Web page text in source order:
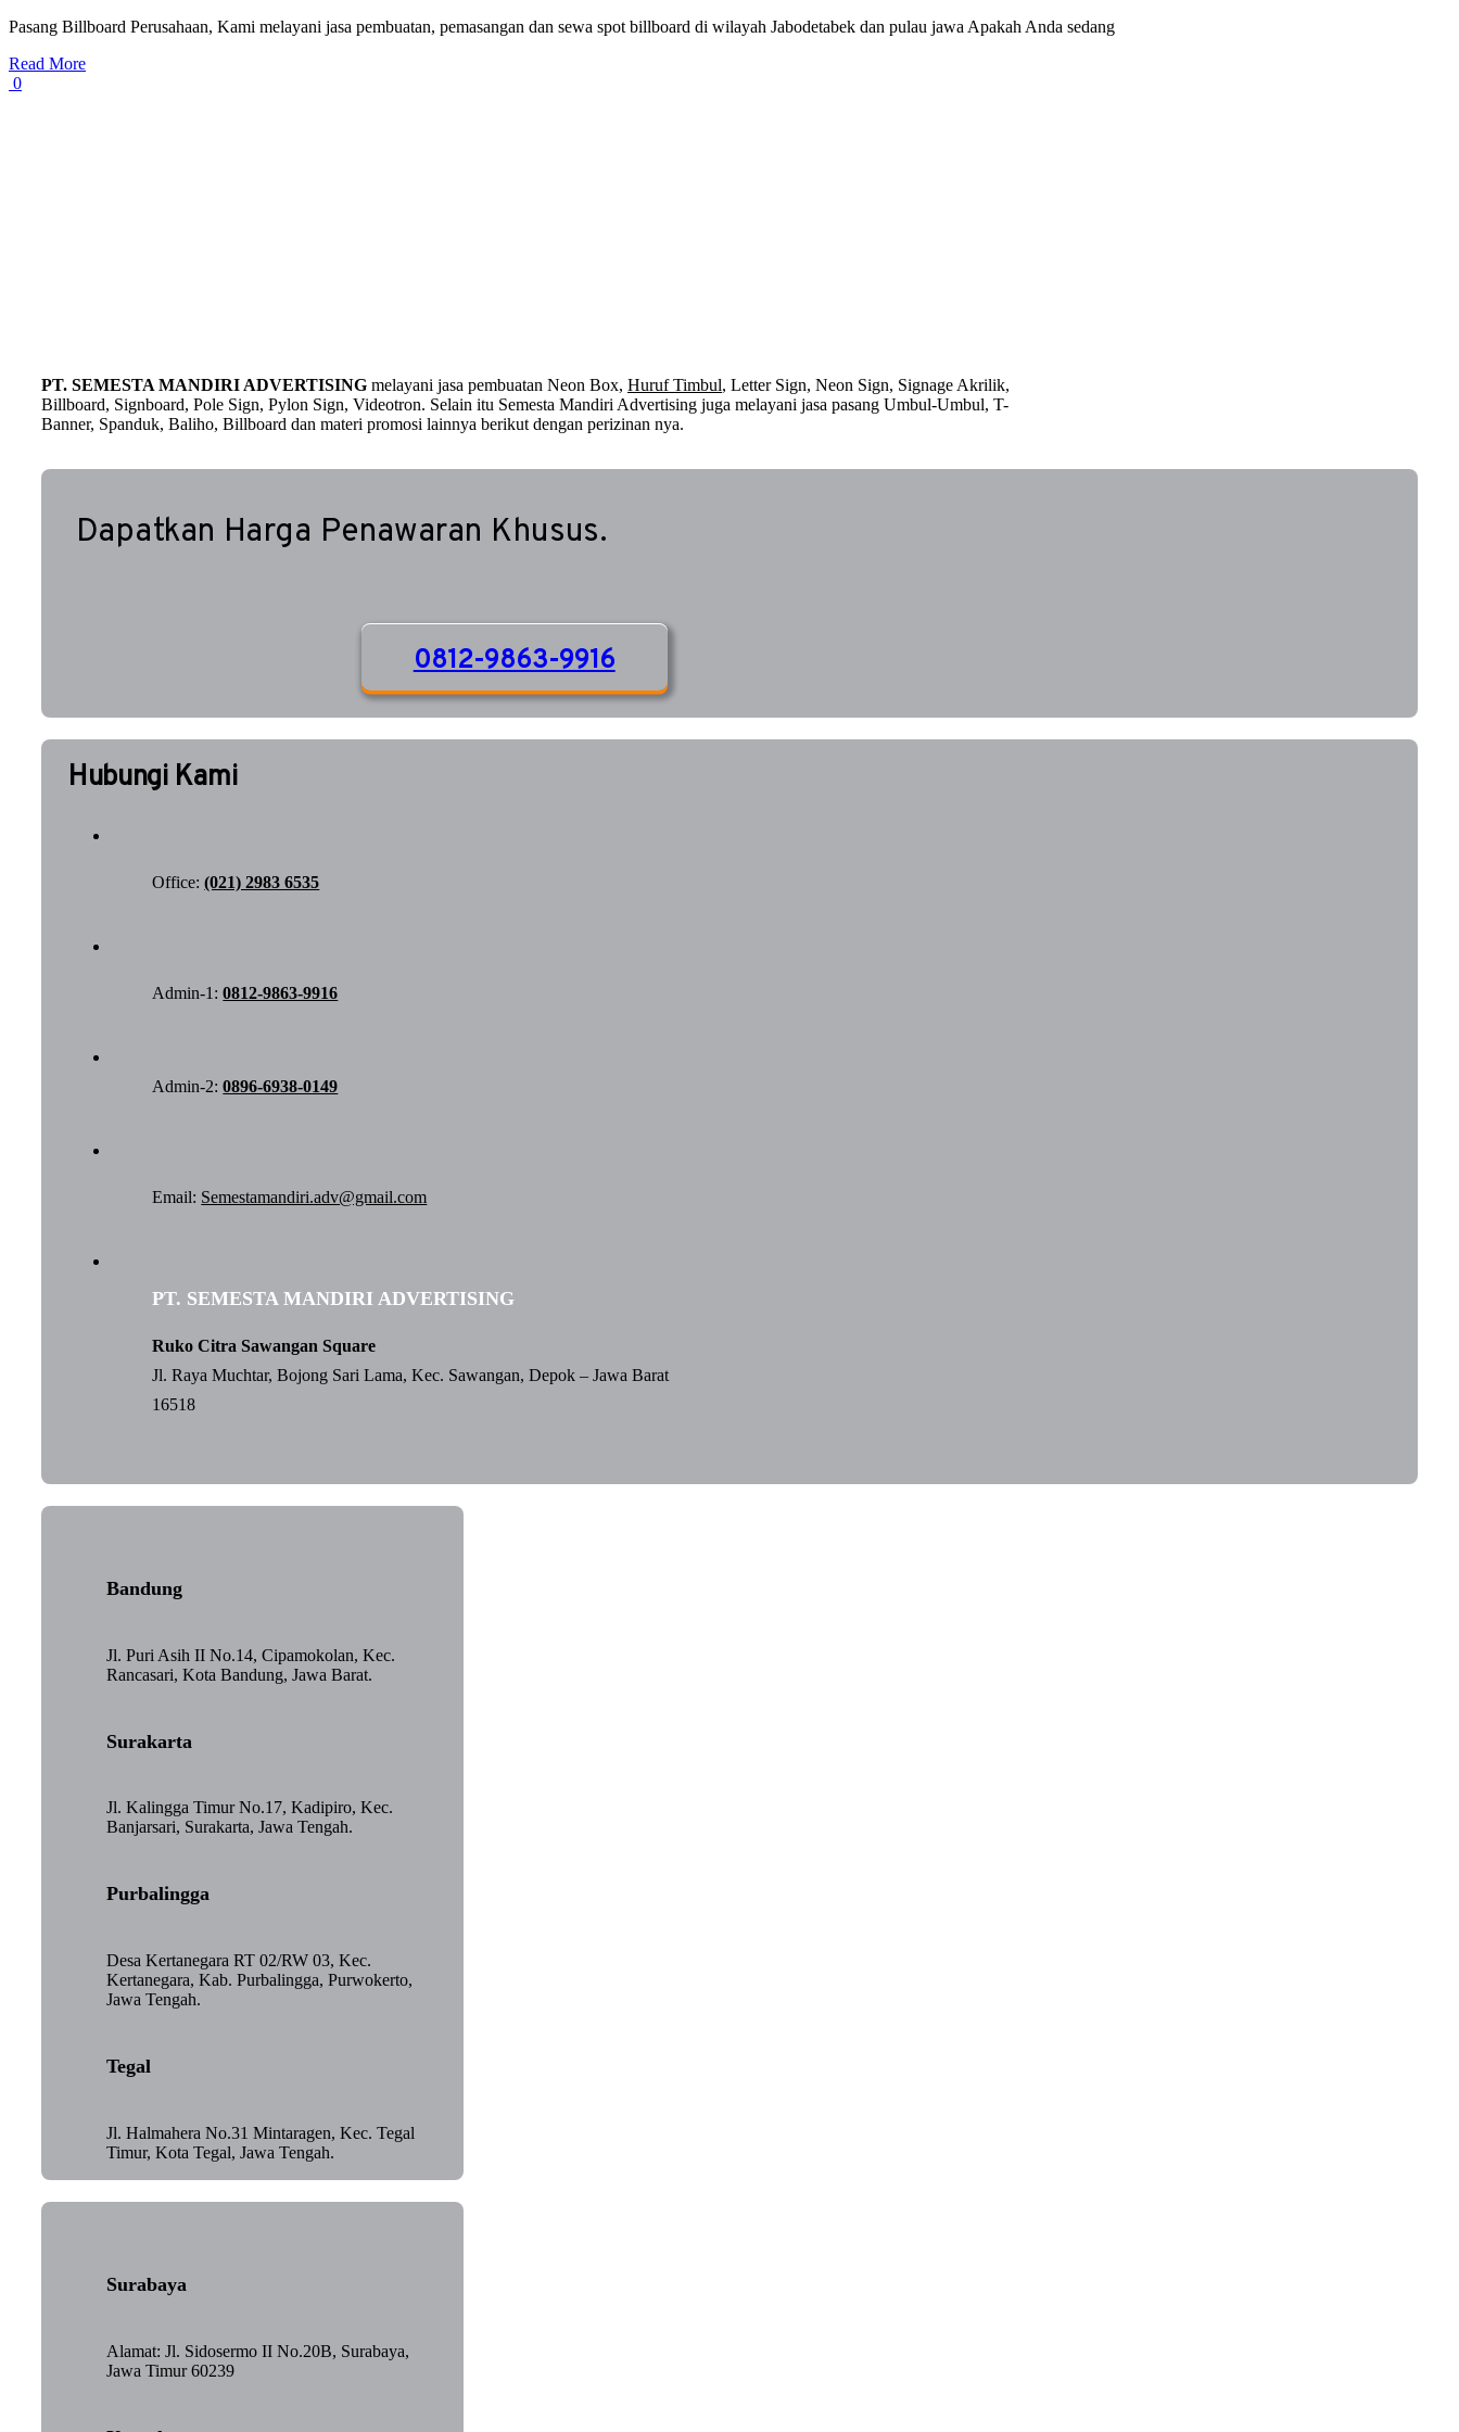
Pasang Billboard Perusahaan, Kami melayani jasa pembuatan, pemasangan dan sewa spot billboard di wilayah Jabodetabek dan pulau jawa Apakah Anda sedang
Read More
0
PT. SEMESTA MANDIRI ADVERTISINGmelayani jasa pembuatan Neon Box, Huruf Timbul, Letter Sign, Neon Sign, Signage Akrilik,
Billboard, Signboard, Pole Sign, Pylon Sign, Videotron. Selain itu Semesta Mandiri Advertising juga melayani jasa pasang Umbul-Umbul, T-
Banner, Spanduk, Baliho, Billboard dan materi promosi lainnya berikut dengan perizinan nya.
Dapatkan Harga Penawaran Khusus.
0812-9863-9916
Hubungi Kami
Office:(021) 2983 6535
Admin-1:0812-9863-9916
Admin-2:0896-6938-0149
Email: Semestamandiri.adv@gmail.com
PT. SEMESTA MANDIRI ADVERTISING
Ruko Citra Sawangan Square
Jl. Raya Muchtar, Bojong Sari Lama, Kec. Sawangan, Depok – Jawa Barat
16518
Bandung
Jl. Puri Asih II No.14, Cipamokolan, Kec.
Rancasari, Kota Bandung, Jawa Barat.
Surakarta
Jl. Kalingga Timur No.17, Kadipiro, Kec.
Banjarsari, Surakarta, Jawa Tengah.
Purbalingga
Desa Kertanegara RT 02/RW 03, Kec.
Kertanegara, Kab. Purbalingga, Purwokerto,
Jawa Tengah.
Tegal
Jl. Halmahera No.31 Mintaragen, Kec. Tegal
Timur, Kota Tegal, Jawa Tengah.
Surabaya
Alamat: Jl. Sidosermo II No.20B, Surabaya,
Jawa Timur 60239